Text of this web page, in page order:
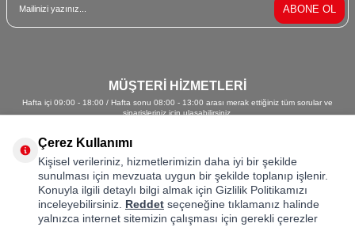
ABONE OL
MÜŞTERİ HİZMETLERİ
Hafta içi 09:00 - 18:00 / Hafta sonu 08:00 - 13:00 arası merak ettiğiniz tüm sorular ve
siparişleriniz için ulaşabilirsiniz.
0212 213 62 82 - 0542 652 08 01
Kategoriler
Hızlı Erişim
Çerez Kullanımı
Kişisel verileriniz, hizmetlerimizin daha iyi bir şekilde
sunulması için mevzuata uygun bir şekilde toplanıp işlenir.
Konuyla ilgili detaylı bilgi almak için Gizlilik Politikamızı
inceleyebilirsiniz. Reddet seçeneğine tıklamanız halinde
yalnızca internet sitemizin çalışması için gerekli çerezler